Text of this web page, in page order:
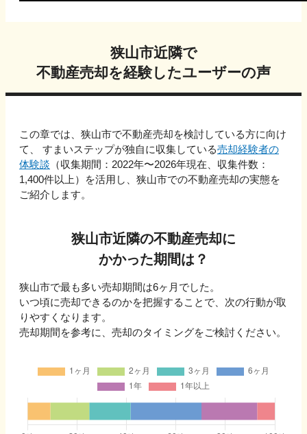
狭山市近隣で
不動産売却を経験したユーザーの声
この章では、 狭山市で不動産売却を検討している方に向け
て、 すまいステップが独自に収集している売却経験者の
体験談 （収集期間：2022年〜2026年現在、収集件数：
1,400件以上）を活用し、 狭山市での不動産売却の実態を
ご紹介します。
狭山市近隣の不動産売却に
かかった期間は？
狭山市で最も多い売却期間は6ヶ月 でした。
いつ頃に売却できるのかを把握することで、次の行動が取
りやすくなります。
売却期間を参考に、売却のタイミングをご検討ください。